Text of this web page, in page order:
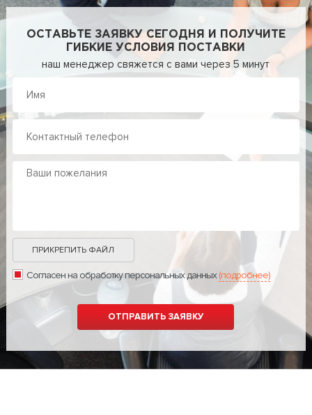
ОСТАВЬТЕ ЗАЯВКУ СЕГОДНЯ И ПОЛУЧИТЕ
ГИБКИЕ УСЛОВИЯ ПОСТАВКИ
наш менеджер свяжется с вами через 5 минут
ПРИКРЕПИТЬ ФАЙЛ
Согласен на обработку персональных данных(подробнее)